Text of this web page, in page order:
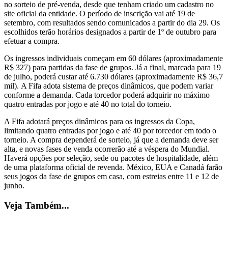
no sorteio de pré-venda, desde que tenham criado um cadastro no
site oficial da entidade. O período de inscrição vai até 19 de
setembro, com resultados sendo comunicados a partir do dia 29. Os
escolhidos terão horários designados a partir de 1º de outubro para
efetuar a compra.
Os ingressos individuais começam em 60 dólares (aproximadamente
R$ 327) para partidas da fase de grupos. Já a final, marcada para 19
de julho, poderá custar até 6.730 dólares (aproximadamente R$ 36,7
mil). A Fifa adota sistema de preços dinâmicos, que podem variar
conforme a demanda. Cada torcedor poderá adquirir no máximo
quatro entradas por jogo e até 40 no total do torneio.
A Fifa adotará preços dinâmicos para os ingressos da Copa,
limitando quatro entradas por jogo e até 40 por torcedor em todo o
torneio. A compra dependerá de sorteio, já que a demanda deve ser
alta, e novas fases de venda ocorrerão até a véspera do Mundial.
Haverá opções por seleção, sede ou pacotes de hospitalidade, além
de uma plataforma oficial de revenda. México, EUA e Canadá farão
seus jogos da fase de grupos em casa, com estreias entre 11 e 12 de
junho.
Veja Também...